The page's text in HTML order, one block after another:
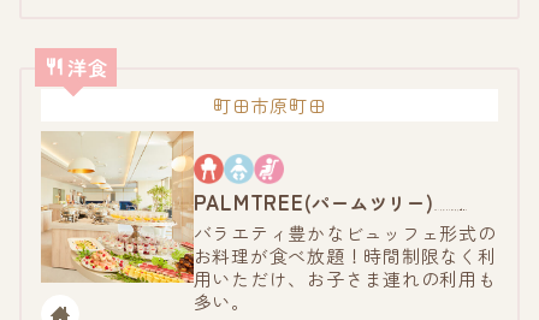
洋食
町田市原町田
PALMTREE(パームツリー)
バラエティ豊かなビュッフェ形式の
お料理が食べ放題！時間制限なく利
用いただけ、お子さま連れの利用も
多い。